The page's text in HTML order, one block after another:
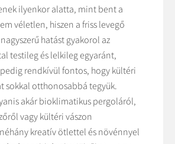
ilyenkor alatta, mint bent a
véletlen, hiszen a friss levegő
hatást gyakorol az
testileg és lelkileg egyaránt,
rendkívül fontos, hogy kültéri
sokkal otthonosabbá tegyük.
akár bioklimatikus pergoláról,
vagy kültéri vászon
kreatív ötlettel és növénnyel